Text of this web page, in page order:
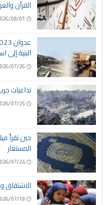
القرآن
08/01
البنية إلى
07/26
تداعيات
07/25
حين تقرأ
المستعار
07/24
الاشتقاق
07/18